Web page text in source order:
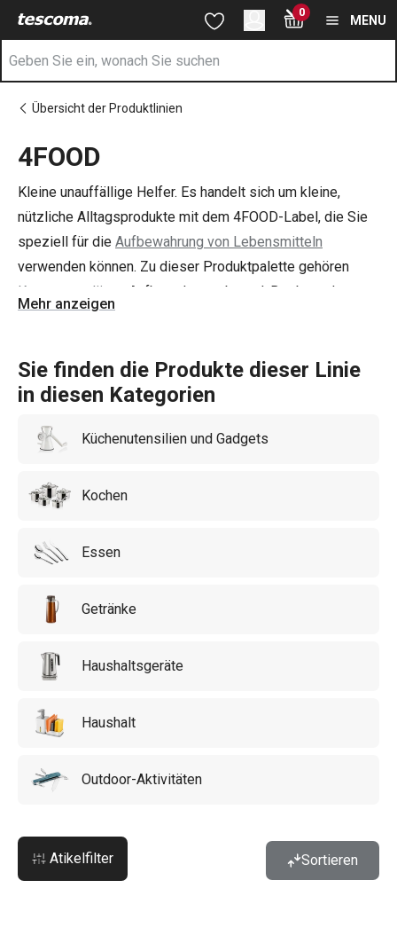
Zum Hauptinhalt springen
Zur Suche springen
Zur Navigation springen 0
MENU
Übersicht der Produktlinien
4FOOD
Kleine unauffällige Helfer. Es handelt sich um kleine,
nützliche Alltagsprodukte mit dem 4FOOD-Label, die Sie
speziell für die Aufbewahrung von Lebensmitteln
verwenden können. Zu dieser Produktpalette gehören
Konservengläser
, Aufbewahrungsbeutel, Brotbeutel,
Lebensmittelbeutel
Mehr anzeigen
Sie finden die Produkte dieser Linie
in diesen Kategorien
Küchenutensilien und Gadgets
Kochen
Essen
Getränke
Haushaltsgeräte
Haushalt
Outdoor-Aktivitäten
Atikelfilter Sortieren